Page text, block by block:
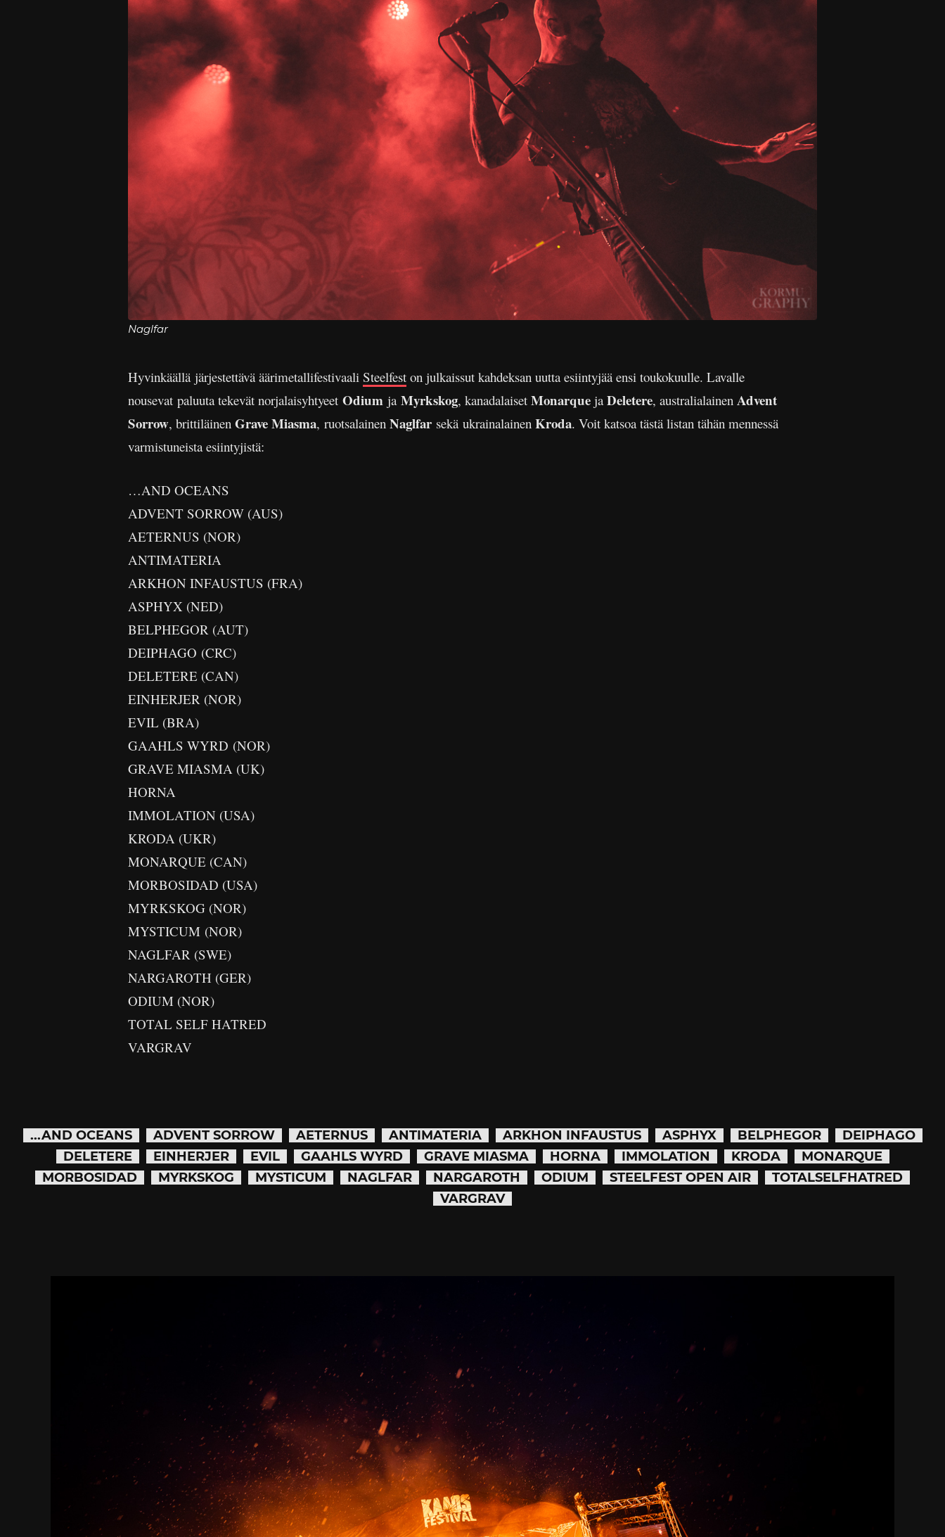
Naglfar
Hyvinkäällä järjestettävä äärimetallifestivaali Steelfest on julkaissut kahdeksan uutta esiintyjää ensi toukokuulle. Lavalle
nousevat paluuta tekevät norjalaisyhtyeet Odium ja Myrkskog, kanadalaiset Monarque jaDeletere, australialainen Advent
Sorrow, brittiläinen Grave Miasma, ruotsalainen Naglfar sekä ukrainalainen Kroda. Voit katsoa tästä listan tähän mennessä
varmistuneista esiintyjistä:
…AND OCEANS
ADVENT SORROW (AUS)
AETERNUS (NOR)
ANTIMATERIA
ARKHON INFAUSTUS (FRA)
ASPHYX (NED)
BELPHEGOR (AUT)
DEIPHAGO (CRC)
DELETERE (CAN)
EINHERJER (NOR)
EVIL (BRA)
GAAHLS WYRD (NOR)
GRAVE MIASMA (UK)
HORNA
IMMOLATION (USA)
KRODA (UKR)
MONARQUE (CAN)
MORBOSIDAD (USA)
MYRKSKOG (NOR)
MYSTICUM (NOR)
NAGLFAR (SWE)
NARGAROTH (GER)
ODIUM (NOR)
TOTAL SELF HATRED
VARGRAV
...AND OCEANS ADVENT SORROW AETERNUS ANTIMATERIA ARKHON INFAUSTUS ASPHYX BELPHEGOR
DEIPHAGO
DELETERE
EINHERJER EVIL GAAHLS WYRD GRAVE MIASMA HORNA IMMOLATION KRODA
MONARQUE
MORBOSIDAD
MYRKSKOG MYSTICUM NAGLFAR NARGAROTH ODIUM STEELFEST OPEN AIR
TOTALSELFHATRED
VARGRAV